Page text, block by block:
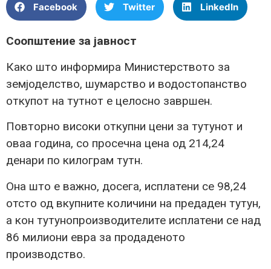
Facebook Twitter LinkedIn
Соопштение за јавност
Како што информира Министерството за
земјоделство, шумарство и водостопанство
откупот на тутнoт е целосно завршен.
Повторно високи откупни цени за тутунот и
оваа година, со просечна цена од 214,24
денари по килограм тутн.
Она што е важно, досега, исплатени се 98,24
отсто од вкупните количини на предаден тутун,
а кон тутунопроизводителите исплатени се над
86 милиони евра за продаденото
производство.